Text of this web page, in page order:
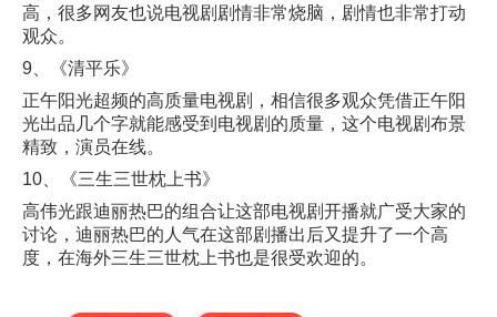
高，很多网友也说电视剧剧情非常烧脑，剧情也非常打动
观众。
9、《清平乐》
正午阳光超频的高质量电视剧，相信很多观众凭借正午阳
光出品几个字就能感受到电视剧的质量，这个电视剧布景
精致，演员在线。
10、《三生三世枕上书》
高伟光跟迪丽热巴的组合让这部电视剧开播就广受大家的
讨论，迪丽热巴的人气在这部剧播出后又提升了一个高
度，在海外三生三世枕上书也是很受欢迎的。